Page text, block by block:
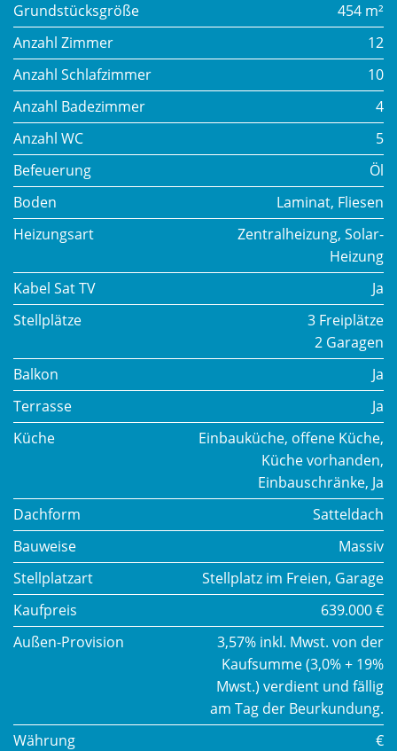
Grundstücksgröße
454 m²
Anzahl Zimmer
12
Anzahl Schlafzimmer
10
Anzahl Badezimmer
4
Anzahl WC
5
Befeuerung
Öl
Boden
Laminat, Fliesen
Heizungsart
Zentralheizung, Solar-
Heizung
Kabel Sat TV
Ja
Stellplätze
3 Freiplätze
2 Garagen
Balkon
Ja
Terrasse
Ja
Küche
Einbauküche, offene Küche,
Küche vorhanden,
Einbauschränke, Ja
Dachform
Satteldach
Bauweise
Massiv
Stellplatzart
Stellplatz im Freien, Garage
Kaufpreis
639.000 €
Außen-Provision
3,57% inkl. Mwst. von der
Kaufsumme (3,0% + 19%
Mwst.) verdient und fällig
am Tag der Beurkundung.
Währung
€